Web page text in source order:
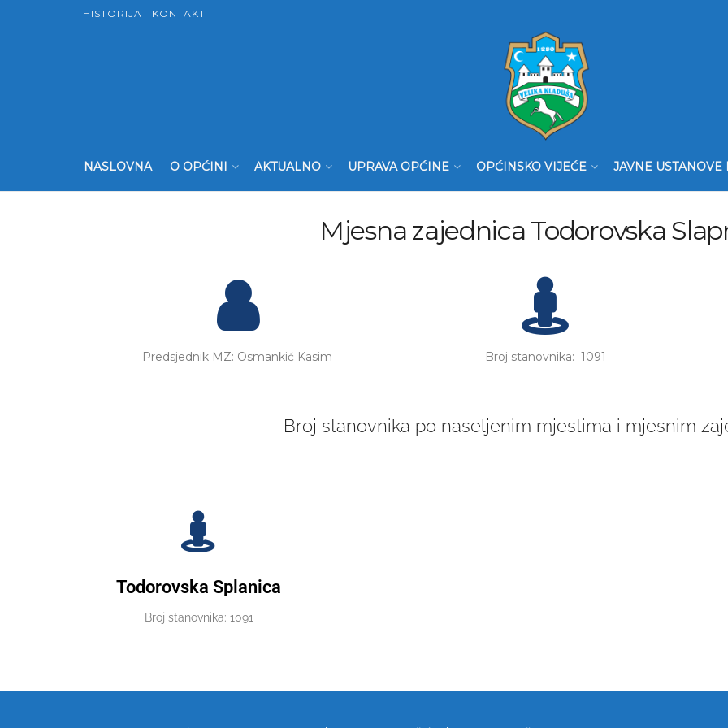
HISTORIJA KONTAKT
NASLOVNA O OPĆINI AKTUALNO UPRAVA OPĆINE OPĆINSKO VIJEĆE JAVNE
Mjesna zajednica Todorovska
Predsjednik MZ: Osmankić Kasim Broj stanovnika: 1091
Broj stanovnika po naseljenim mjestima i mjesnim
Todorovska Splanica
Broj stanovnika: 1091